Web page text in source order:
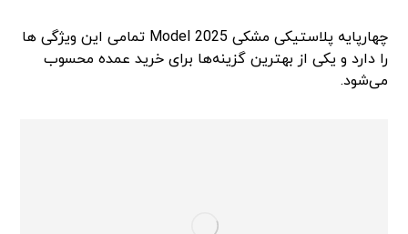
چهارپایه پلاستیکی مشکی Model 2025 تمامی این ویژگی ها
را دارد و یکی از بهترین گزینه‌ها برای خرید عمده محسوب
می‌شود.